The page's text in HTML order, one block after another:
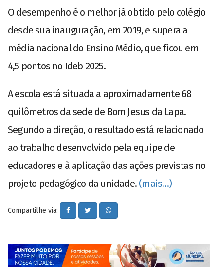
O desempenho é o melhor já obtido pelo colégio
desde sua inauguração, em 2019, e supera a
média nacional do Ensino Médio, que ficou em
4,5 pontos no Ideb 2025.
A escola está situada a aproximadamente 68
quilômetros da sede de Bom Jesus da Lapa.
Segundo a direção, o resultado está relacionado
ao trabalho desenvolvido pela equipe de
educadores e à aplicação das ações previstas no
projeto pedagógico da unidade. (mais…)
Compartilhe via: